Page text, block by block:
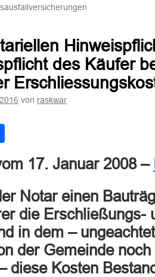
des Käufer
von raskwar
17. Januar 2008 –
Notar einen
die Erschließungs-
in dem –
der Gemeinde
diese Kosten